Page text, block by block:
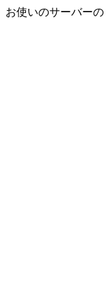
お使いのサーバーの